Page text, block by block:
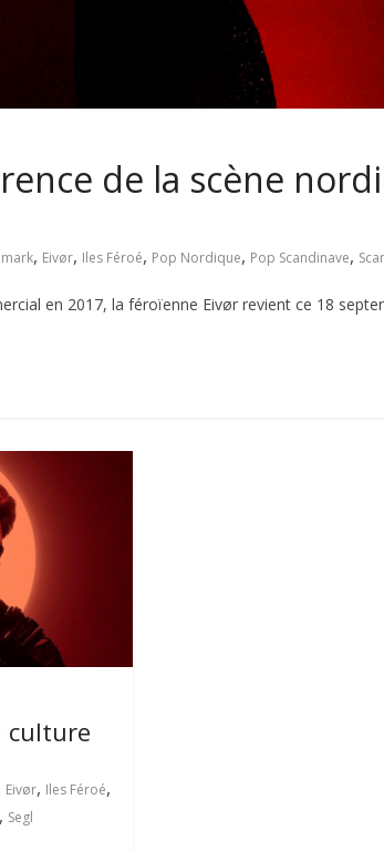
de la scène
, Eivør, Iles Féroé, Pop Nordique, Pop Scandinave,
en 2017, la féroïenne Eivør revient ce 18
culture
Eivør, Iles Féroé,
, Segl